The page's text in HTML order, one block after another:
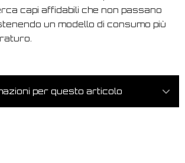
capi affidabili che non passano
un modello di consumo più
per questo articolo